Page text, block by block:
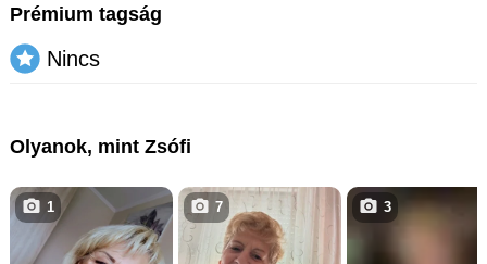
Prémium tagság
Nincs
Olyanok, mint Zsófi
1 7 3